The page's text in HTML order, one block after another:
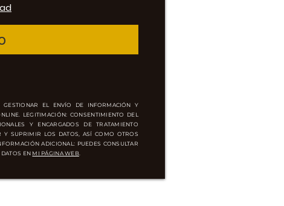
GESTIONAR EL ENVÍO DE INFORMACIÓN Y
LEGITIMACIÓN: CONSENTIMIENTO DEL
Y ENCARGADOS DE TRATAMIENTO
Y SUPRIMIR LOS DATOS,ASÍ COMO OTROS
ADICIONAL: PUEDES CONSULTAR
EN MI PÁGINA WEB.